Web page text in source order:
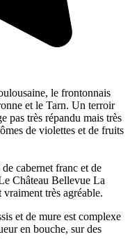
le frontonnais
et le Tarn. Un terroir
pas très répandu mais très
de violettes et de fruits
cabernet franc et de
Château Bellevue La
très agréable.
et de mure est complexe
en bouche, sur des